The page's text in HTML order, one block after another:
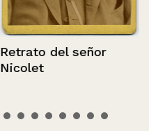
Retrato del señor
Nicolet